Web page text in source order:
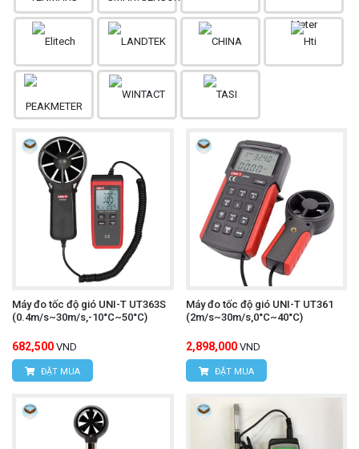
Máy đo tốc độ gió UNI-T UT363S
(0.4m/s~30m/s,-10°C~50°C)
682,500 VND
ĐẶT MUA
Máy đo tốc độ gió UNI-T UT361
(2m/s~30m/s,0°C~40°C)
2,898,000 VND
ĐẶT MUA